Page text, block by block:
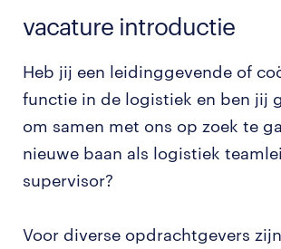
vacature introductie
Heb jij een leidinggevende of
functie in de logistiek en ben jij
om samen met ons op zoek te
nieuwe baan als logistiek
supervisor?
Voor diverse opdrachtgevers